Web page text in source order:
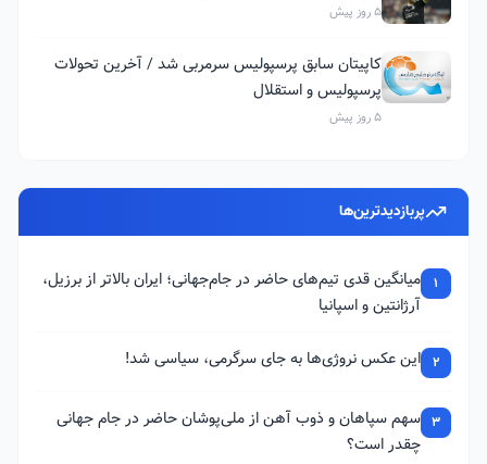
5 روز پیش
کاپیتان سابق پرسپولیس سرمربی شد / آخرین تحولات
پرسپولیس و استقلال
5 روز پیش
پربازدیدترین‌ها
1
میانگین قدی تیم‌های حاضر در جام‌جهانی؛ ایران بالاتر از برزیل،
آرژانتین و اسپانیا
2 این عکس نروژی‌ها به جای سرگرمی، سیاسی شد!
3 سهم سپاهان و ذوب آهن از ملی‌پوشان حاضر در جام جهانی
چقدر است؟